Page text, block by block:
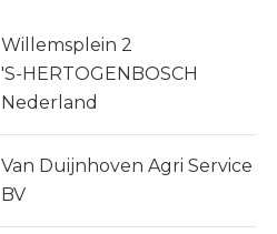
Willemsplein 2
'S-HERTOGENBOSCH
Nederland
Van Duijnhoven Agri Service
BV